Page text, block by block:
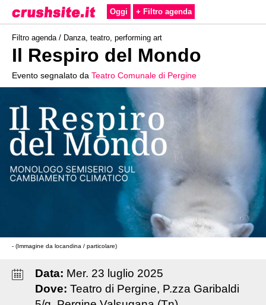
Oggi + Filtro agenda
Filtro agenda / Danza, teatro, performing art
Il Respiro del Mondo
Evento segnalato da Teatro Comunale di Pergine
- (Immagine da locandina / particolare)
Data: Mer. 23 luglio 2025
Dove: Teatro di Pergine, P.zza Garibaldi